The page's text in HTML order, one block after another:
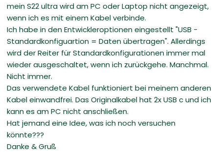
mein S22 ultra wird am PC oder Laptop nicht angezeigt,
wenn ich es mit einem Kabel verbinde.
Ich habe in den Entwickleroptionen eingestellt "USB -
Standardkonfiguartion = Daten übertragen". Allerdings
wird der Reiter für Standardkonfigurationen immer mal
wieder ausgeschaltet, wenn ich zurückgehe. Manchmal.
Nicht immer.
Das verwendete Kabel funktioniert bei meinem anderen
Kabel einwandfrei. Das Originalkabel hat 2x USB c und ich
kann es am PC nicht anschließen.
Hat jemand eine Idee, was ich noch versuchen
könnte???
Danke & Gruß